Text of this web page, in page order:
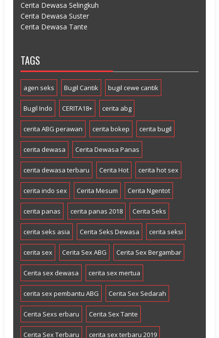
Cerita Dewasa Selingkuh
Cerita Dewasa Suster
Cerita Dewasa Tante
TAGS
agen seks Bugil Cantik bugil cewe cantik
Bugil Indo CERITA18+ cerita abg
cerita ABG perawan cerita bokep cerita bugil
cerita dewasa Cerita Dewasa Panas
cerita dewasa terbaru Cerita Hot cerita hot sex
cerita indo sex Cerita Mesum Cerita Ngentot
cerita panas cerita panas 2018 Cerita Seks
cerita seks asia Cerita Seks Dewasa cerita seksi
cerita sex Cerita Sex ABG Cerita Sex Bergambar
Cerita sex dewasa cerita sex mertua
cerita sex pembantu ABG Cerita Sex Sedarah
Cerita Sexs erbaru Cerita Sex Tante
Cerita Sex Terbaru cerita sex terbaru 2019